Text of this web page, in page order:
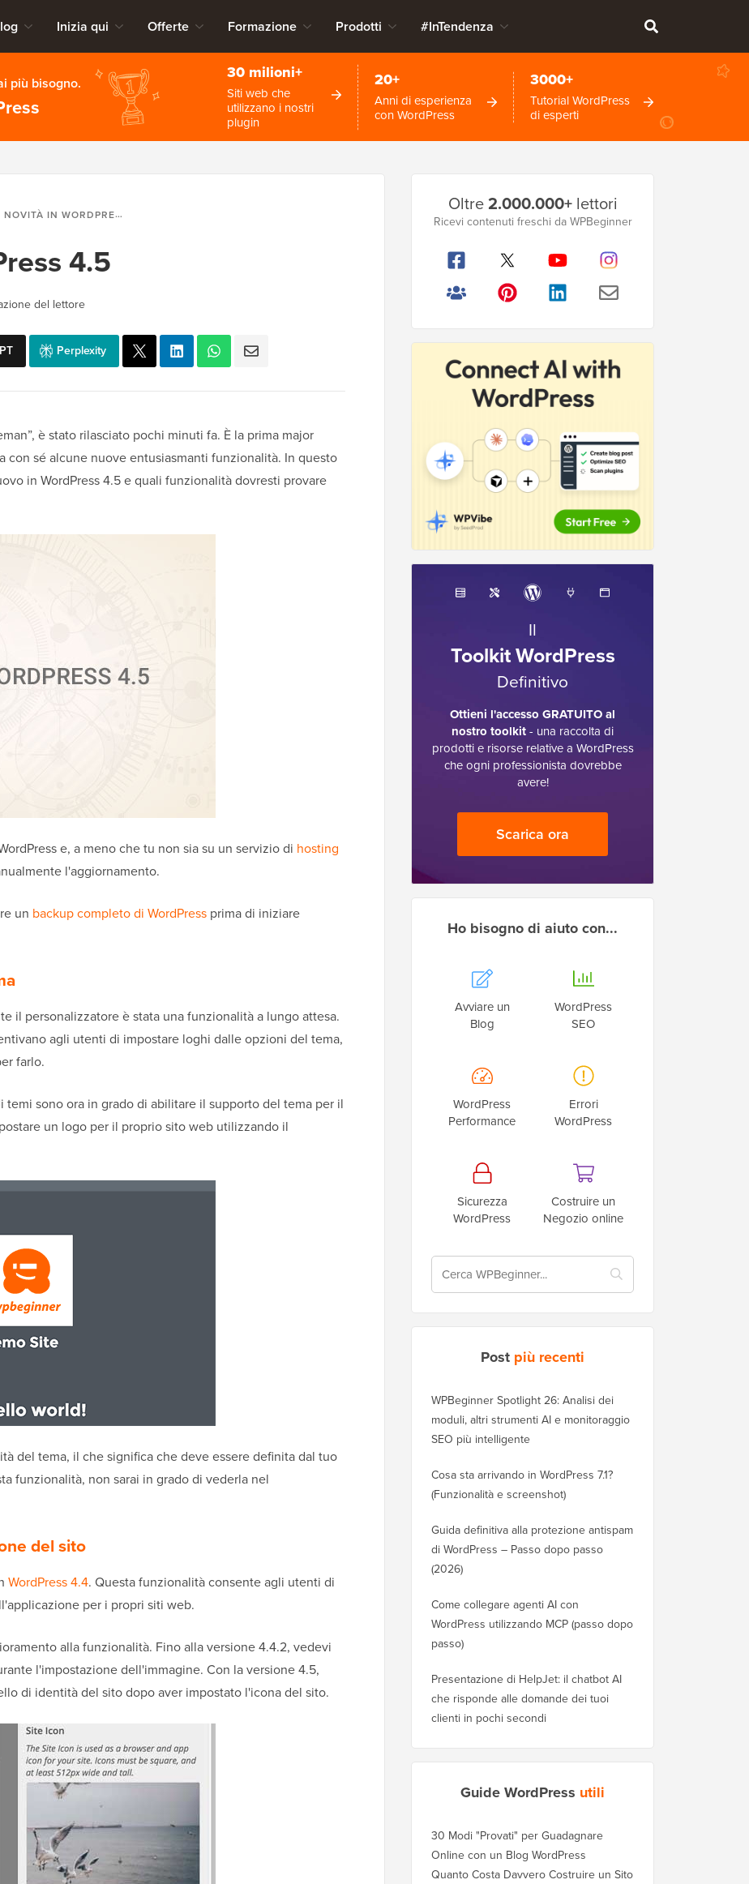
Inizia qui Offerte Formazione Prodotti #InTendenza
più bisogno.
30 milioni+
Siti web che
utilizzano i nostri
plugin
20+
Anni di esperienza
con WordPress
3000+
Tutorial WordPress
di esperti
NOVITÀ IN WORDPRESS 4.5
4.5
del lettore
Perplexity
è stato rilasciato pochi minuti fa. È la prima major
con sé alcune nuove entusiasmanti funzionalità. In questo
in WordPress 4.5 e quali funzionalità dovresti provare
e, a meno che tu non sia su un servizio di hosting
l'aggiornamento.
un backup completo di WordPress prima di iniziare
il personalizzatore è stata una funzionalità a lungo attesa.
agli utenti di impostare loghi dalle opzioni del tema,
farlo.
temi sono ora in grado di abilitare il supporto del tema per il
un logo per il proprio sito web utilizzando il
del tema, il che significa che deve essere definita dal tuo
funzionalità, non sarai in grado di vederla nel
del sito
WordPress 4.4. Questa funzionalità consente agli utenti di
per i propri siti web.
alla funzionalità. Fino alla versione 4.4.2, vedevi
l'impostazione dell'immagine. Con la versione 4.5,
di identità del sito dopo aver impostato l'icona del sito.
laterale
principale
Oltre2.000.000+lettori
Ricevi contenuti freschi da WPBeginner
Il
Toolkit WordPress
Definitivo
Ottieni l'accesso GRATUITO al
nostro toolkit- una raccolta di
prodotti e risorse relative a WordPress
che ogni professionista dovrebbe
avere!
Scarica ora
Ho bisogno di aiuto con...
Avviare un
Blog
WordPress
SEO
WordPress
Performance
Errori
WordPress
Sicurezza
WordPress
Costruire un
Negozio online
Post più recenti
WPBeginner Spotlight 26: Analisi dei
moduli, altri strumenti AI e monitoraggio
SEO più intelligente
Cosa sta arrivando in WordPress 7.1?
(Funzionalità e screenshot)
Guida definitiva alla protezione antispam
di WordPress – Passo dopo passo
(2026)
Come collegare agenti AI con
WordPress utilizzando MCP (passo dopo
passo)
Presentazione di HelpJet: il chatbot AI
che risponde alle domande dei tuoi
clienti in pochi secondi
Guide WordPress utili
30 Modi "Provati" per Guadagnare
Online con un Blog WordPress
Quanto Costa Davvero Costruire un Sito